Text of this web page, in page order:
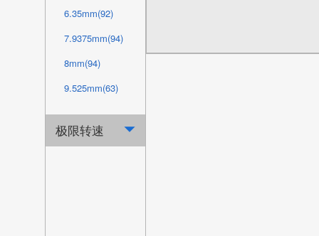
114.3mm(24)
66.675mm(5)
70mm(1)
76mm(11)
76.2mm(5)
80mm(4)
6.35mm(92)
7.9375mm(94)
8mm(94)
9.525mm(63)
10mm(4)
12.7mm(98)
极限转速 